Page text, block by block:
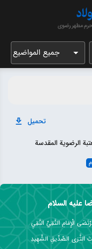
جميع المواضيع
تحميل
الرضویة المقدسة
عليه السلام
الْإِمَامِ التَّقِيِّ النَّقِيِ
الصِّدِّيقِ الشَّهِيدِ